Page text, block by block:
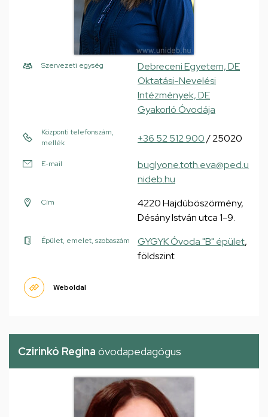
Szervezeti egység
Debreceni Egyetem, DE
Oktatási-Nevelési
Intézmények, DE
Gyakorló Óvodája
Központi telefonszám,
mellék
+36 52 512 900/ 25020
E-mail
buglyone.toth.eva@ped.u
nideb.hu
Cím
4220 Hajdúböszörmény,
Désány István utca 1-9.
Épület, emelet, szobaszám GYGYK Óvoda "B" épület,
földszint
Weboldal
Czirinkó Regina óvodapedagógus